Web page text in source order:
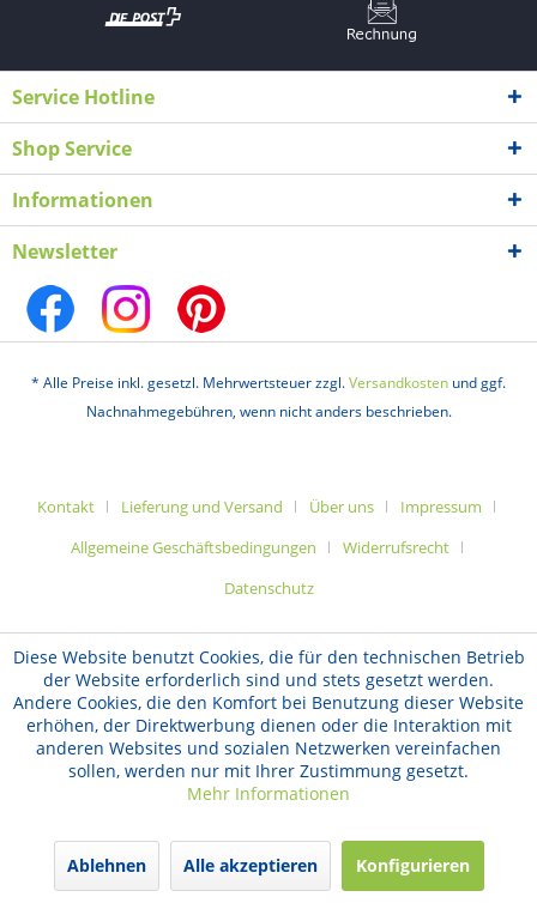
Service Hotline
Shop Service
Informationen
Newsletter
* Alle Preise inkl. gesetzl. Mehrwertsteuer zzgl.Versandkosten und ggf.
Nachnahmegebühren, wenn nicht anders beschrieben.
Kontakt Lieferung und Versand Über uns
Impressum
Allgemeine Geschäftsbedingungen
Widerrufsrecht
Datenschutz
Diese Website benutzt Cookies, die für den technischen Betrieb
der Website erforderlich sind und stets gesetzt werden.
Andere Cookies, die den Komfort bei Benutzung dieser Website
erhöhen, der Direktwerbung dienen oder die Interaktion mit
anderen Websites und sozialen Netzwerken vereinfachen
sollen, werden nur mit Ihrer Zustimmung gesetzt.
Mehr Informationen
Ablehnen Alle akzeptieren Konfigurieren